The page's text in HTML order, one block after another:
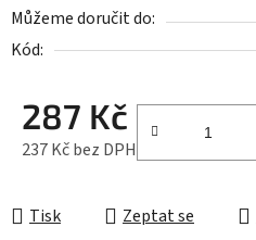
Můžeme doručit do:
Kód:
287 Kč
237 Kč bez DPH
Tisk Zeptat se